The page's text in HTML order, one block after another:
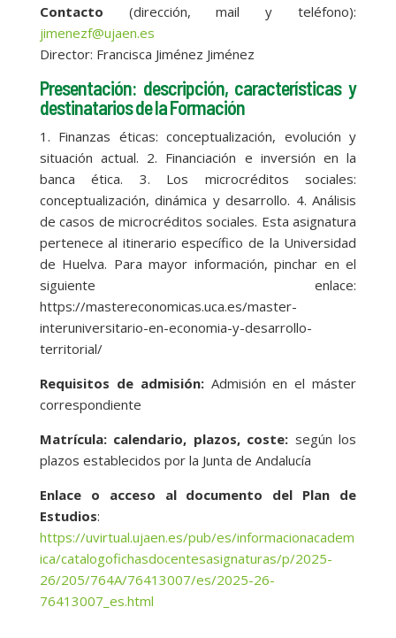
Contacto (dirección, mail y teléfono):
jimenezf@ujaen.es
Director: Francisca Jiménez Jiménez
Presentación: descripción, características y
destinatarios de la Formación
1. Finanzas éticas: conceptualización, evolución y
situación actual. 2. Financiación e inversión en la
banca ética. 3. Los microcréditos sociales:
conceptualización, dinámica y desarrollo. 4. Análisis
de casos de microcréditos sociales. Esta asignatura
pertenece al itinerario específico de la Universidad
de Huelva. Para mayor información, pinchar en el
siguiente enlace:
https://mastereconomicas.uca.es/master-
interuniversitario-en-economia-y-desarrollo-
territorial/
Requisitos de admisión: Admisión en el máster
correspondiente
Matrícula: calendario, plazos, coste: según los
plazos establecidos por la Junta de Andalucía
Enlace o acceso al documento del Plan de
Estudios:
https://uvirtual.ujaen.es/pub/es/informacionacadem
ica/catalogofichasdocentesasignaturas/p/2025-
26/205/764A/76413007/es/2025-26-
76413007_es.html